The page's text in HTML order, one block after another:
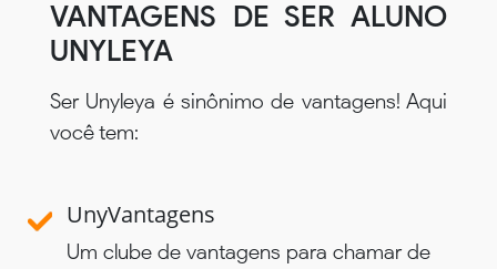
VANTAGENS DE SER ALUNO
UNYLEYA
Ser Unyleya é sinônimo de vantagens! Aqui
você tem:
UnyVantagens
Um clube de vantagens para chamar de